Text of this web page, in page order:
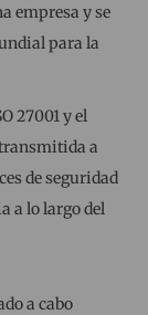
empresa y se
para la
27001 y el
a
de seguridad
a lo largo del
a cabo